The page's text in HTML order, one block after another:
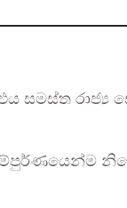
සමස්ත